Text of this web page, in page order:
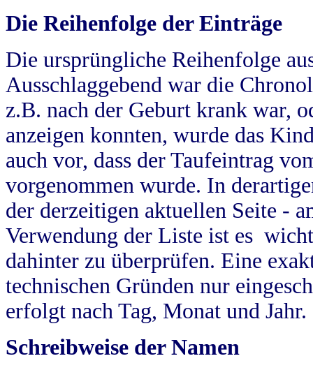
Die Reihenfolge der Einträge
Die ursprüngliche Reihenfolge
Ausschlaggebend war die
z.B. nach der Geburt krank war,
anzeigen konnten, wurde das
auch vor, dass der Taufeintrag
vorgenommen wurde. In
der derzeitigen aktuellen Seite -
Verwendung der Liste ist es
dahinter zu überprüfen. Eine
technischen Gründen nur
erfolgt nach Tag, Monat und Jahr.
Schreibweise der Namen